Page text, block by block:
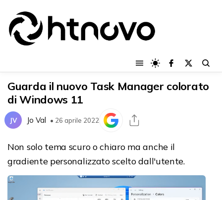
Guarda il nuovo Task Manager colorato
di Windows 11
JV Jo Val • 26 aprile 2022
Non solo tema scuro o chiaro ma anche il
gradiente personalizzato scelto dall'utente.